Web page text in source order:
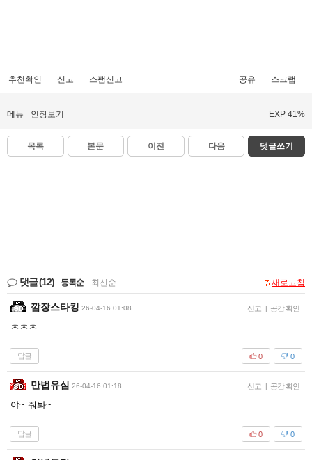
추천확인 신고 스팸신고 공유 스크랩
메뉴 인장보기 EXP 41%
목록 본문 이전 다음 댓글쓰기
댓글(12) 등록순 최신순 새로고침
깜장스타킹 26-04-16 01:08 신고 | 공감 확인
ㅊㅊㅊ
답글 0
0
만법유심 26-04-16 01:18 신고 | 공감 확인
야~ 줘봐~
답글 0
0